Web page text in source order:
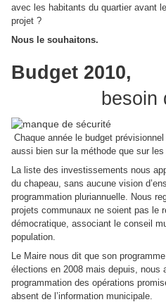
avec les habitants du quartier avant
projet ?
Nous le souhaitons.
Budget 2010,
besoin
Chaque année le budget
aussi bien sur la méthode que sur les
La liste des investissements nous
du chapeau, sans aucune vision
programmation pluriannuelle. Nous
projets communaux ne soient pas le
démocratique, associant le conseil
population.
Le Maire nous dit que son
élections en 2008 mais depuis, nous
programmation des opérations
absent de l’information municipale.